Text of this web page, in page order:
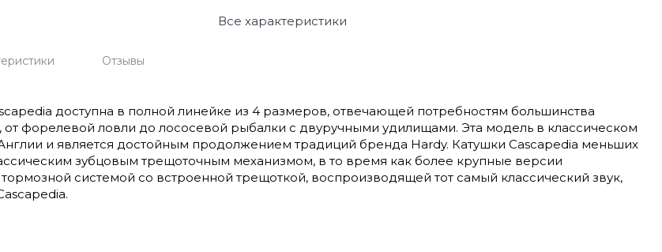
Все характеристики
Отзывы
доступна в полной линейке из 4 размеров, отвечающей потребностям большинства
форелевой ловли до лососевой рыбалки с двуручными удилищами. Эта модель в классическом
и является достойным продолжением традиций бренда Hardy. Катушки Cascapedia меньших
зубцовым трещоточным механизмом, в то время как более крупные версии
системой со встроенной трещоткой, воспроизводящей тот самый классический звук,